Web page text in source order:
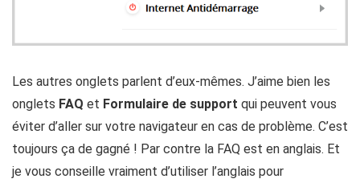
Les autres onglets parlent d’eux-mêmes. J’aime bien les
onglets FAQ et Formulaire de support qui peuvent vous
éviter d’aller sur votre navigateur en cas de problème. C’est
toujours ça de gagné ! Par contre la FAQ est en anglais. Et
je vous conseille vraiment d’utiliser l’anglais pour